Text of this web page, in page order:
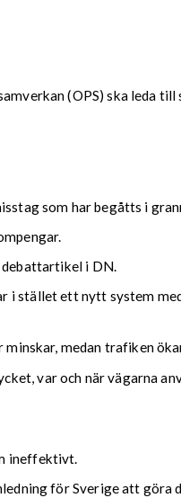
(OPS) ska leda till
som har begåtts i
debattartikel i DN.
i stället ett nytt system
medan trafiken
var och när vägarna
ineffektivt.
för Sverige att göra